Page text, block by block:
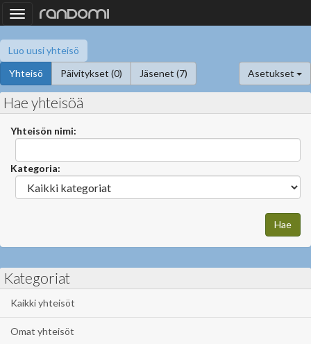
Toggle
navigation
Luo uusi yhteisö
Yhteisö
Päivitykset (0) Jäsenet (7) Asetukset
Hae yhteisöä
Yhteisön nimi:
Kategoria:
Kategoriat
Kaikki yhteisöt
Omat yhteisöt